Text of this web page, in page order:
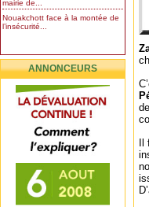
mairie de...
Nouakchott face à la montée de
l’insécurité...
ANNONCEURS